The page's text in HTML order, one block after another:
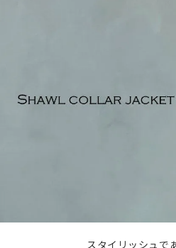
スタイリッシュで